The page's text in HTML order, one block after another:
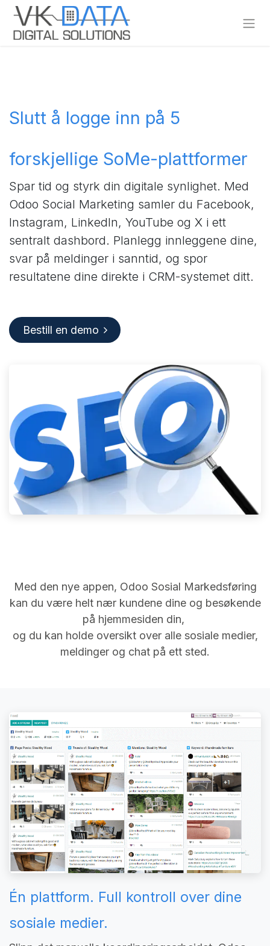
Skip to Content
Slutt å logge inn på 5
forskjellige SoMe-plattformer
Spar tid og styrk din digitale synlighet. Med
Odoo Social Marketing samler du Facebook,
Instagram, LinkedIn, YouTube og X i ett
sentralt dashbord. Planlegg innleggene dine,
svar på meldinger i sanntid, og spor
resultatene dine direkte i CRM-systemet ditt.
Bestill en demo
Med den nye appen, Odoo Sosial Markedsføring
kan du være helt nær kundene dine og besøkende
på hjemmesiden din,
og du kan holde oversikt over alle sosiale medier,
meldinger og chat på ett sted.
Én plattform. Full kontroll over dine
sosiale medier.